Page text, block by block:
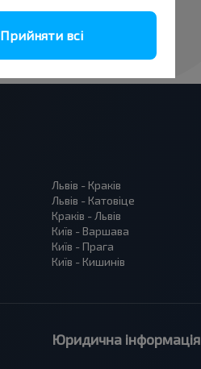
Львів - Краків
Львів - Катовіце
Краків - Львів
Київ - Варшава
Київ - Прага
Київ - Кишинів
Юридична інформація
Прийняти всі